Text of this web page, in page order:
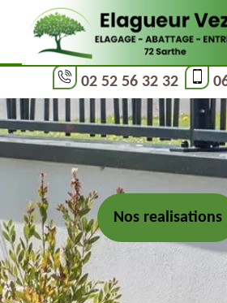
02 52 56 32 32
Nos realisations